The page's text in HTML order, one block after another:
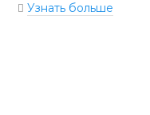
Узнать больше